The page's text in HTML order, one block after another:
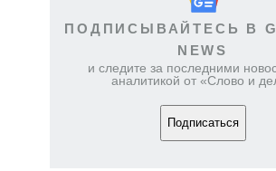
ПОДПИСЫВАЙТЕСЬ В
NEWS
и следите за последними
аналитикой от «Слово и
Подписаться